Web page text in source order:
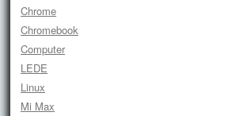
Chrome
Chromebook
Computer
LEDE
Linux
Mi Max